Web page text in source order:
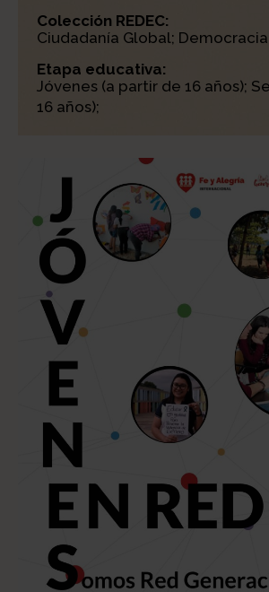
Colección REDEC:
Ciudadanía Global;
Etapa educativa:
Jóvenes (a partir de 16 años);
16 años);